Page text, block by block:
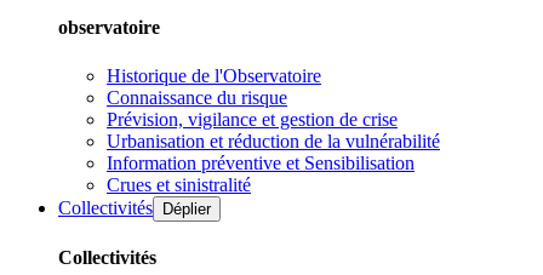
observatoire
Historique de l'Observatoire
Connaissance du risque
Prévision, vigilance et gestion de crise
Urbanisation et réduction de la vulnérabilité
Information préventive et Sensibilisation
Crues et sinistralité
Collectivités Déplier
Collectivités